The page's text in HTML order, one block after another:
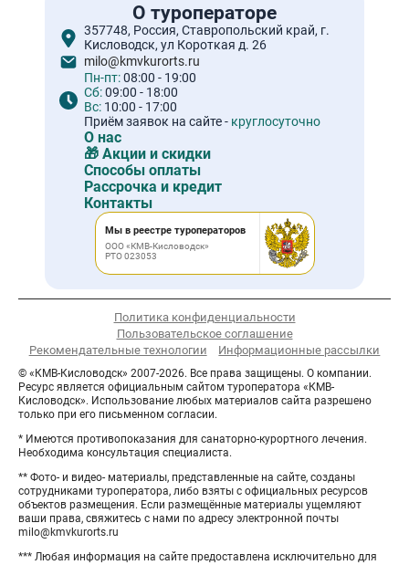
О туроператоре
357748, Россия, Ставропольский край, г.
Кисловодск, ул Короткая д. 26
milo@kmvkurorts.ru
Пн-пт:08:00 - 19:00
Сб:09:00 - 18:00
Вс: 10:00 - 17:00
Приём заявок на сайте - круглосуточно
О нас
🎁 Акции и скидки
Способы оплаты
Рассрочка и кредит
Контакты
Мы в реестре туроператоров
ООО «КМВ-Кисловодск»
РТО 023053
Политика конфиденциальности
Пользовательское соглашение
Рекомендательные технологии
Информационные рассылки
© «КМВ-Кисловодск» 2007-2026. Все права защищены. О компании.
Ресурс является официальным сайтом туроператора «КМВ-
Кисловодск». Использование любых материалов сайта разрешено
только при его письменном согласии.
* Имеются противопоказания для санаторно-курортного лечения.
Необходима консультация специалиста.
** Фото- и видео- материалы, представленные на сайте, созданы
сотрудниками туроператора, либо взяты с официальных ресурсов
объектов размещения. Если размещённые материалы ущемляют
ваши права, свяжитесь с нами по адресу электронной почты
milo@kmvkurorts.ru
*** Любая информация на сайте предоставлена исключительно для